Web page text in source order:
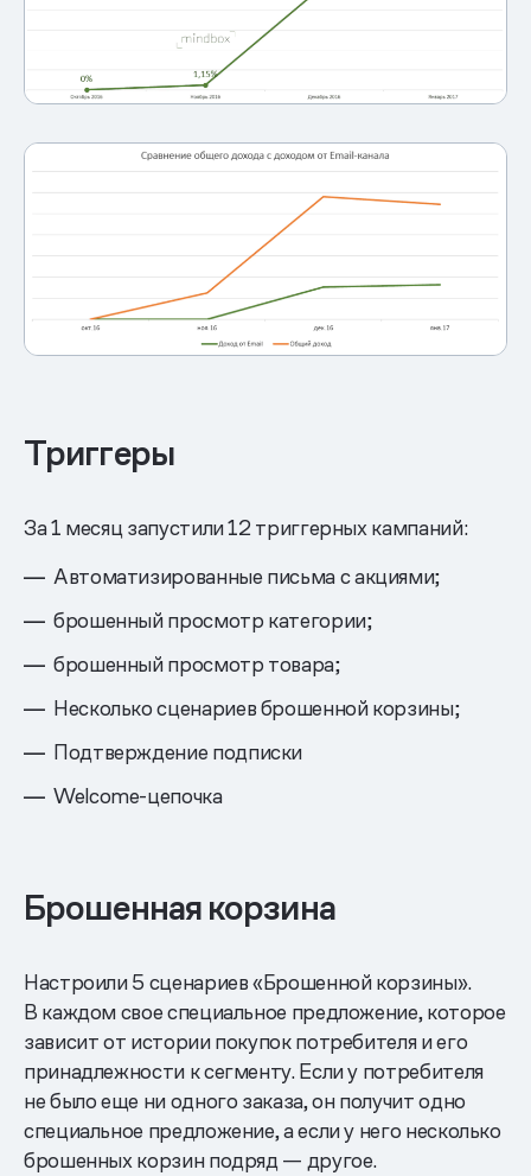
Триггеры
За 1 месяц запустили 12 триггерных кампаний:
Автоматизированные письма с акциями;
брошенный просмотр категории;
брошенный просмотр товара;
Несколько сценариев брошенной корзины;
Подтверждение подписки
Welcome-цепочка
Брошенная корзина
Настроили 5 сценариев «Брошенной корзины».
В каждом свое специальное предложение, которое
зависит от истории покупок потребителя и его
принадлежности к сегменту. Если у потребителя
не было еще ни одного заказа, он получит одно
специальное предложение, а если у него несколько
брошенных корзин подряд — другое.